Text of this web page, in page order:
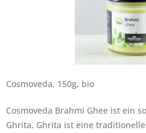
Cosmoveda, 150g, bio
Cosmoveda Brahmi Ghee ist ein
Ghrita. Ghrita ist eine